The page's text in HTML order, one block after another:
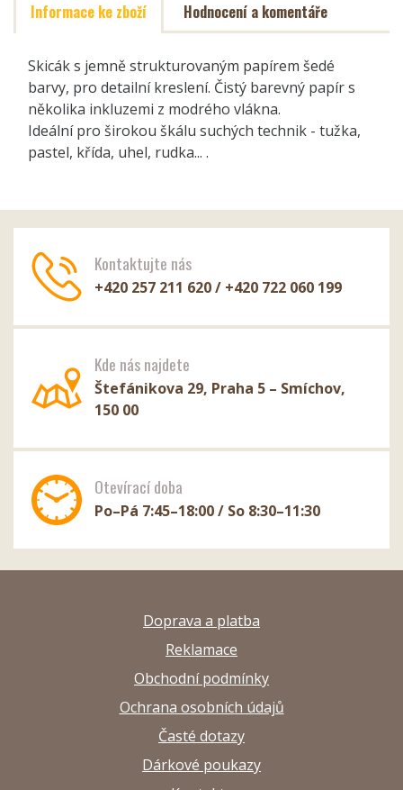
Informace ke zboží Hodnocení a komentáře
Skicák s jemně strukturovaným papírem šedé
barvy, pro detailní kreslení. Čistý barevný papír s
několika inkluzemi z modrého vlákna.
Ideální pro širokou škálu suchých technik - tužka,
pastel, křída, uhel, rudka... .
Kontaktujte nás
+420 257 211 620 / +420 722 060 199
Kde nás najdete
Štefánikova 29, Praha 5 – Smíchov,
150 00
Otevírací doba
Po–Pá 7:45–18:00 / So 8:30–11:30
Doprava a platba
Reklamace
Obchodní podmínky
Ochrana osobních údajů
Časté dotazy
Dárkové poukazy